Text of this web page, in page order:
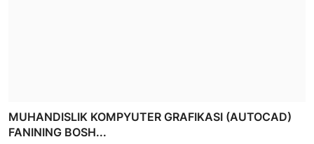
MUHANDISLIK KOMPYUTER GRAFIKASI (AUTOCAD)
FANINING BOSH...